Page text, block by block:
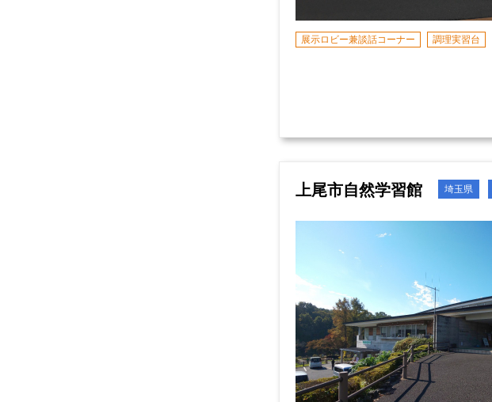
展示ロビー兼談話コーナー 調理実習台
上尾市自然学習館 埼玉県